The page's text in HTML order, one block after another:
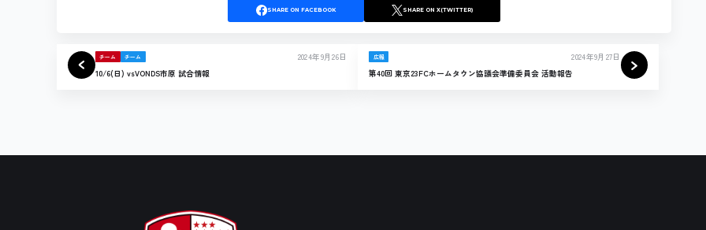
SHARE ON FACEBOOK SHARE ON X(TWITTER)
チーム チーム
2024年9月26日
10/6(日) vsVONDS市原 試合情報
広報
2024年9月27日
第40回 東京23FCホームタウン協議会準備委員会 活動報告